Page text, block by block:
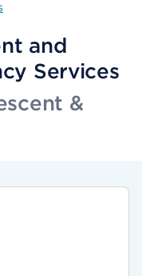
and
Services
&